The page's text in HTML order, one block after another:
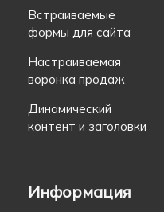
Встраиваемые
формы для сайта
Настраиваемая
воронка продаж
Динамический
контент и заголовки
Информация